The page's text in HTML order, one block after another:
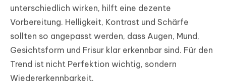
unterschiedlich wirken, hilft eine dezente
Vorbereitung. Helligkeit, Kontrast und Schärfe
sollten so angepasst werden, dass Augen, Mund,
Gesichtsform und Frisur klar erkennbar sind. Für den
Trend ist nicht Perfektion wichtig, sondern
Wiedererkennbarkeit.